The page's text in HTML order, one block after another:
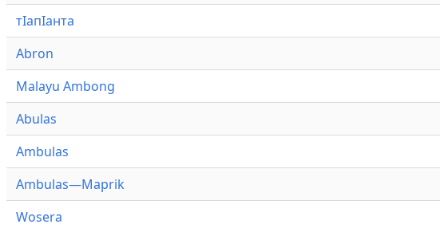
тӏапӏанта
Abron
Malayu Ambong
Abulas
Ambulas
Ambulas—Maprik
Wosera